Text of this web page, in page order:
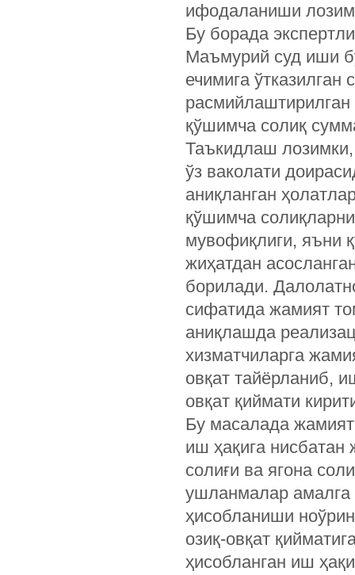
ифодаланиши
Бу борада
Маъмурий суд иши
ечимига ўтказилган
қўшимча солиқ
Таъкидлаш
ўз ваколати
аниқланган
қўшимча
мувофиқлиги, яъни
жиҳатдан
борилади.
сифатида жамият
аниқлашда
хизматчиларга
овқат тайёрланиб,
овқат қиймати
Бу масалада жамият
иш ҳақига
солиғи ва ягона
ушланмалар амалга
ҳисобланиши
озиқ-овқат
ҳисобланган иш